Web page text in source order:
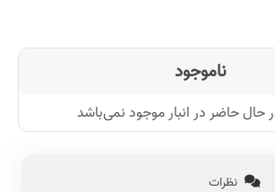
ناموجود
حال حاضر در انبار موجود نمی‌باشد
نظرات